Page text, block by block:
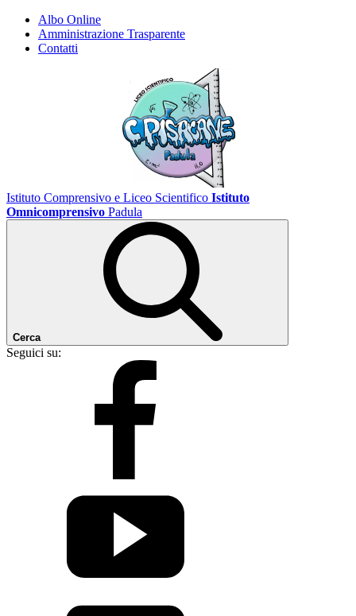
Albo Online
Amministrazione Trasparente
Contatti
Istituto Comprensivo e Liceo Scientifico Istituto
Omnicomprensivo Padula
Cerca
Seguici su: